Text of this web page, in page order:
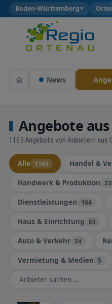
Baden-Württemberg▼
News
Angebote
1165 Angebote von Anbietern aus
Alle 1165 Handel &
Handwerk & Produktion
Dienstleistungen 164
Haus & Einrichtung 63
Auto & Verkehr 34
Vermietung & Medien 5